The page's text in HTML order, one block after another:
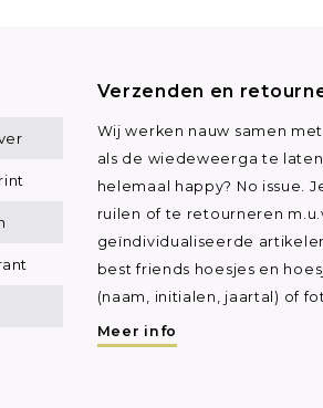
Verzenden en
Wij werken nauw samen
als de wiedeweerga te
helemaal happy? No issue.
ruilen of te retourneren
geïndividualiseerde
best friends hoesjes en
(naam, initialen, jaartal) of
Meer info